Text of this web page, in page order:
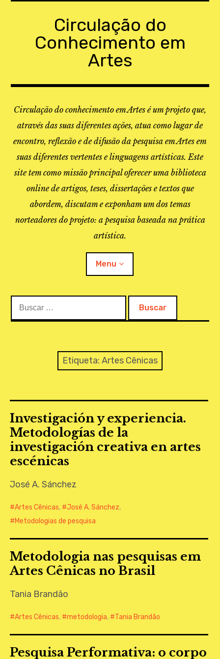
Circulação do
Conhecimento em
Artes
Circulação do conhecimento em Artes é um projeto que,
através das suas diferentes ações, atua como lugar de
encontro, reflexão e de difusão da pesquisa em Artes em
suas diferentes vertentes e linguagens artísticas. Este
site tem como missão principal oferecer uma biblioteca
online de artigos, teses, dissertações e textos que
abordem, discutam e exponham um dos temas
norteadores do projeto: a pesquisa baseada na prática
artística.
Menu
O PROJETO
MAPEAMENTO
REVISTA IEPA
CONTATO
Etiqueta: Artes Cênicas
Investigación y experiencia.
Metodologías de la
investigación creativa en artes
escénicas
José A. Sánchez
Artes Cênicas, José A. Sánchez,
Metodologias de pesquisa
Metodologia nas pesquisas em
Artes Cênicas no Brasil
Tania Brandão
Artes Cênicas, metodologia, Tania Brandão
Pesquisa Performativa: o corpo